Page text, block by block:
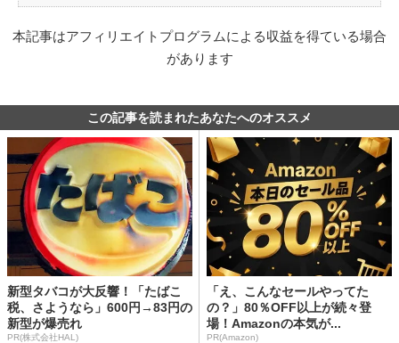
本記事はアフィリエイトプログラムによる収益を得ている場合
があります
この記事を読まれたあなたへのオススメ
新型タバコが大反響！「たばこ
税、さようなら」600円→83円の
新型が爆売れ
PR(株式会社HAL)
「え、こんなセールやってた
の？」80％OFF以上が続々登
場！Amazonの本気が...
PR(Amazon)